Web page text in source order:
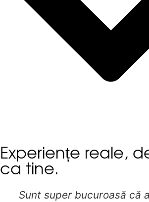
Experiențe reale,
ca tine.
Sunt super bucuroasă că